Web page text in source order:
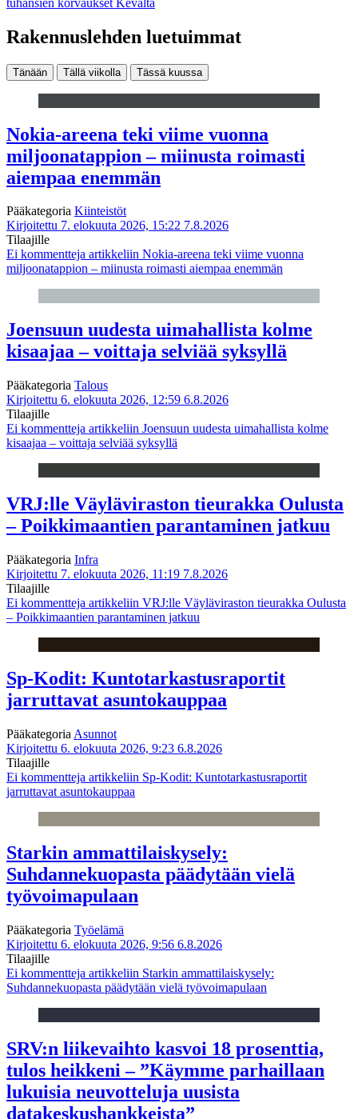
Rakennuslehden luetuimmat
Tänään Tällä viikolla Tässä kuussa
Nokia-areena teki viime vuonna
miljoonatappion – miinusta roimasti
aiempaa enemmän
Pääkategoria Kiinteistöt
Kirjoitettu 7. elokuuta 2026, 15:22 7.8.2026
Tilaajille
Ei kommentteja artikkeliin Nokia-areena teki viime vuonna
miljoonatappion – miinusta roimasti aiempaa enemmän
Joensuun uudesta uimahallista kolme
kisaajaa – voittaja selviää syksyllä
Pääkategoria Talous
Kirjoitettu 6. elokuuta 2026, 12:59 6.8.2026
Tilaajille
Ei kommentteja artikkeliin Joensuun uudesta uimahallista kolme
kisaajaa – voittaja selviää syksyllä
VRJ:lle Väyläviraston tieurakka Oulusta
– Poikkimaantien parantaminen jatkuu
Pääkategoria Infra
Kirjoitettu 7. elokuuta 2026, 11:19 7.8.2026
Tilaajille
Ei kommentteja artikkeliin VRJ:lle Väyläviraston tieurakka Oulusta
– Poikkimaantien parantaminen jatkuu
Sp-Kodit: Kuntotarkastusraportit
jarruttavat asuntokauppaa
Pääkategoria Asunnot
Kirjoitettu 6. elokuuta 2026, 9:23 6.8.2026
Tilaajille
Ei kommentteja artikkeliin Sp-Kodit: Kuntotarkastusraportit
jarruttavat asuntokauppaa
Starkin ammattilaiskysely:
Suhdannekuopasta päädytään vielä
työvoimapulaan
Pääkategoria Työelämä
Kirjoitettu 6. elokuuta 2026, 9:56 6.8.2026
Tilaajille
Ei kommentteja artikkeliin Starkin ammattilaiskysely:
Suhdannekuopasta päädytään vielä työvoimapulaan
SRV:n liikevaihto kasvoi 18 prosenttia,
tulos heikkeni – ”Käymme parhaillaan
lukuisia neuvotteluja uusista
datakeskushankkeista”